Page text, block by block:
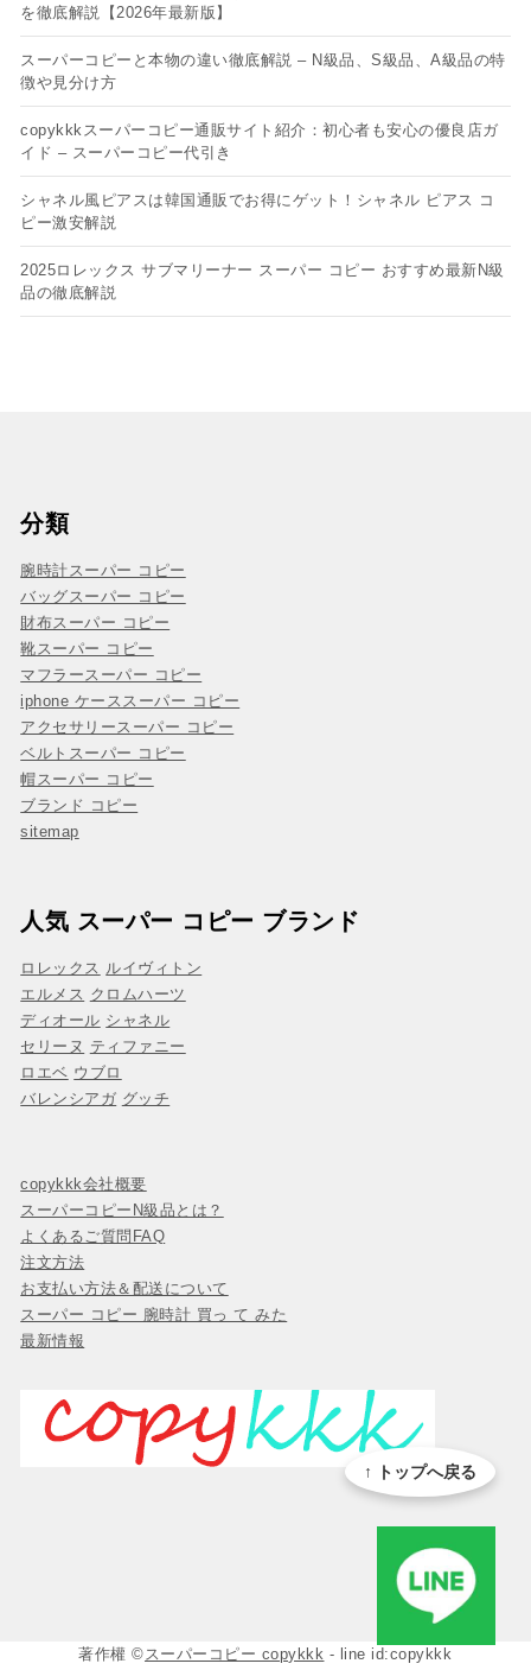
を徹底解説【2026年最新版】
スーパーコピーと本物の違い徹底解説 – N級品、S級品、A級品の特
徴や見分け方
copykkkスーパーコピー通販サイト紹介：初心者も安心の優良店ガ
イド – スーパーコピー代引き
シャネル風ピアスは韓国通販でお得にゲット！シャネル ピアス コ
ピー​激安解説
2025ロレックス サブマリーナー スーパー コピー おすすめ最新N級
品の徹底解説
分類
腕時計スーパー コピー
バッグスーパー コピー
財布スーパー コピー
靴スーパー コピー
マフラースーパー コピー
iphone ケーススーパー コピー
アクセサリースーパー コピー
ベルトスーパー コピー
帽スーパー コピー
ブランド コピー
sitemap
人気 スーパー コピー ブランド
ロレックス ルイヴィトン
エルメス クロムハーツ
ディオール シャネル
セリーヌ ティファニー
ロエベ ウブロ
バレンシアガ グッチ
copykkk会社概要
スーパーコピーN級品とは？
よくあるご質問FAQ
注文方法
お支払い方法＆配送について
スーパー コピー 腕時計 買っ て みた
最新情報
著作權 © スーパーコピー copykkk - line id:copykkk
↑ トップへ戻る